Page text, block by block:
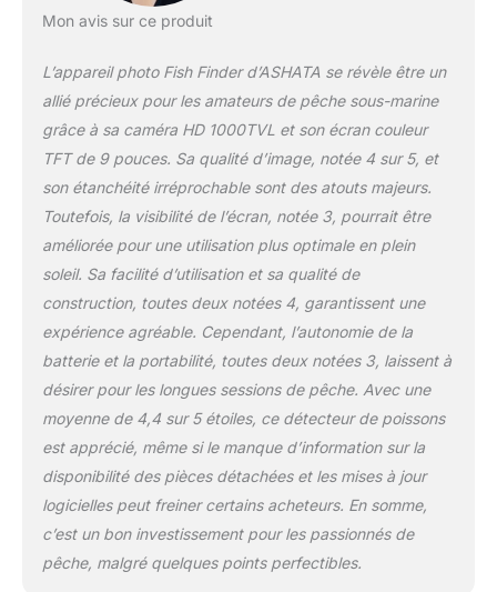
Mon avis sur ce produit
L’appareil photo Fish Finder d’ASHATA se révèle être un
allié précieux pour les amateurs de pêche sous-marine
grâce à sa caméra HD 1000TVL et son écran couleur
TFT de 9 pouces. Sa qualité d’image, notée 4 sur 5, et
son étanchéité irréprochable sont des atouts majeurs.
Toutefois, la visibilité de l’écran, notée 3, pourrait être
améliorée pour une utilisation plus optimale en plein
soleil. Sa facilité d’utilisation et sa qualité de
construction, toutes deux notées 4, garantissent une
expérience agréable. Cependant, l’autonomie de la
batterie et la portabilité, toutes deux notées 3, laissent à
désirer pour les longues sessions de pêche. Avec une
moyenne de 4,4 sur 5 étoiles, ce détecteur de poissons
est apprécié, même si le manque d’information sur la
disponibilité des pièces détachées et les mises à jour
logicielles peut freiner certains acheteurs. En somme,
c’est un bon investissement pour les passionnés de
pêche, malgré quelques points perfectibles.